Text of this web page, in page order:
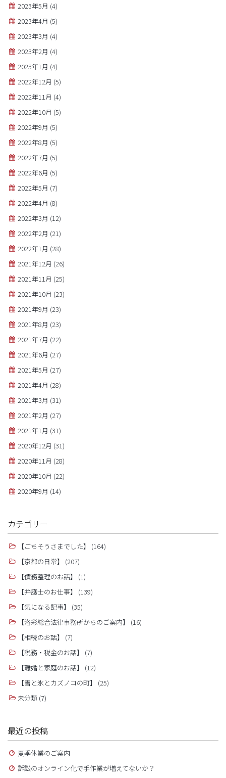
2023年5月 (4)
2023年4月 (5)
2023年3月 (4)
2023年2月 (4)
2023年1月 (4)
2022年12月 (5)
2022年11月 (4)
2022年10月 (5)
2022年9月 (5)
2022年8月 (5)
2022年7月 (5)
2022年6月 (5)
2022年5月 (7)
2022年4月 (8)
2022年3月 (12)
2022年2月 (21)
2022年1月 (28)
2021年12月 (26)
2021年11月 (25)
2021年10月 (23)
2021年9月 (23)
2021年8月 (23)
2021年7月 (22)
2021年6月 (27)
2021年5月 (27)
2021年4月 (28)
2021年3月 (31)
2021年2月 (27)
2021年1月 (31)
2020年12月 (31)
2020年11月 (28)
2020年10月 (22)
2020年9月 (14)
カテゴリー
【ごちそうさまでした】
(164)
【京都の日常】
(207)
【債務整理のお話】
(1)
【弁護士のお仕事】
(139)
【気になる記事】
(35)
【洛彩総合法律事務所からのご案内】
(16)
【相続のお話】
(7)
【税務・税金のお話】
(7)
【離婚と家庭のお話】
(12)
【雪と氷とカズノコの町】
(25)
未分類 (7)
最近の投稿
夏季休業のご案内
訴訟のオンライン化で手作業が増えてないか？